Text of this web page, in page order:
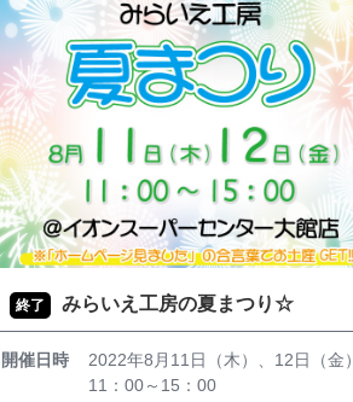
終了 みらいえ工房の夏まつり☆
開催日時
2022年8月11日（木）、12日（金）
11：00～15：00